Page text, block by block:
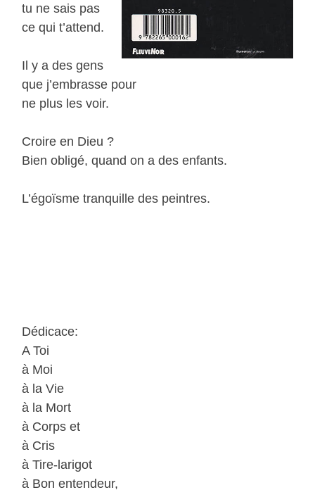
tu ne sais pas
ce qui t’attend.
Il y a des gens
que j’embrasse pour
ne plus les voir.
Croire en Dieu ?
Bien obligé, quand on a des enfants.
L’égoïsme tranquille des peintres.
Dédicace:
A Toi
à Moi
à la Vie
à la Mort
à Corps et
à Cris
à Tire-larigot
à Bon entendeur,